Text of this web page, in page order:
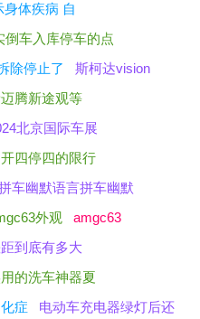
身体疾病 自
倒车入库停车的点
除停止了
斯柯达vision
腾新途观等
北京国际车展
四停四的限行
车幽默语言拼车幽默
外观
amgc63
到底有多大
的洗车神器夏
症
电动车充电器绿灯后还